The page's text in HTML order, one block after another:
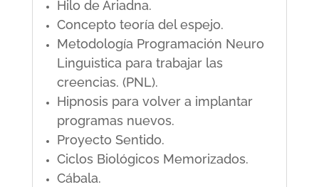
Hilo de Ariadna.
Concepto teoría del espejo.
Metodología Programación Neuro
Linguistica para trabajar las
creencias. (PNL).
Hipnosis para volver a implantar
programas nuevos.
Proyecto Sentido.
Ciclos Biológicos Memorizados.
Cábala.